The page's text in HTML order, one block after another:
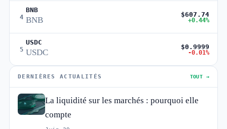
4
BNB
BNB
$607.74
+0.44%
5
USDC
USDC
$0.9999
-0.01%
DERNIÈRES ACTUALITÉS TOUT →
La liquidité sur les marchés : pourquoi elle
compte